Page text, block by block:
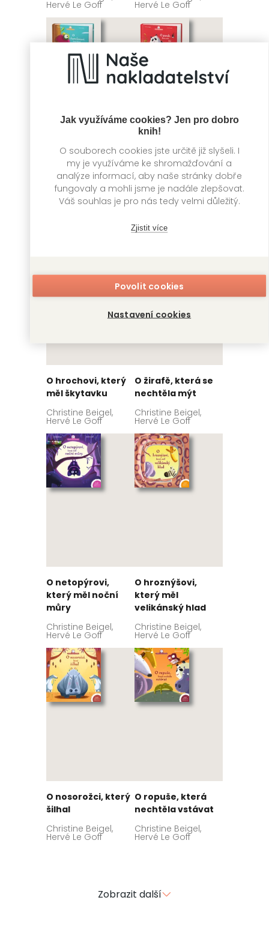
Jak využíváme cookies? Jen pro dobro
knih!
O souborech cookies jste určitě již slyšeli. I
my je využíváme ke shromažďování a
analýze informací, aby naše stránky dobře
fungovaly a mohli jsme je nadále zlepšovat.
Váš souhlas je pro nás tedy velmi důležitý.
Zjistit více
Povolit cookies
Nastavení cookies
Hervé Le Goff Hervé Le Goff
O chameleonovi,
který hledal svou
maminku
O pandě, která
měla vši
Hervé Le Goff,
Christine Beigel
O hrochovi, který
měl škytavku
Christine Beigel,
Hervé Le Goff
O žirafě, která se
nechtěla mýt
Christine Beigel,
Hervé Le Goff
O netopýrovi,
který měl noční
můry
Christine Beigel,
Hervé Le Goff
O hroznýšovi,
který měl
velikánský hlad
Christine Beigel,
Hervé Le Goff
O nosorožci, který
šilhal
Christine Beigel,
Hervé Le Goff
O ropuše, která
nechtěla vstávat
Christine Beigel,
Hervé Le Goff
Zobrazit další